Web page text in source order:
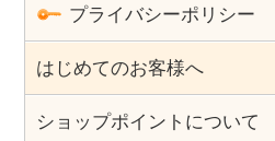
プライバシーポリシー
はじめてのお客様へ
ショップポイントについて